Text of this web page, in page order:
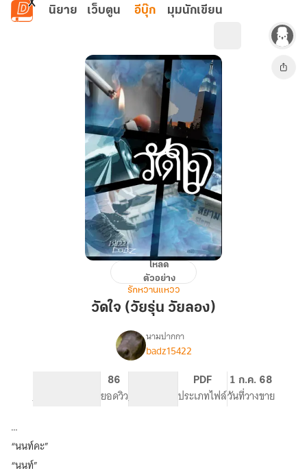
ข้ามไปยังเนื้อหาหลัก
นิยาย เว็บตูน อีบุ๊ก มุมนักเขียน
(วัย
โหลด
ตัวอย่าง
รักหวานแหวว
วัดใจ (วัยรุ่น วัยลอง)
เรื่อง
นามปากกา
badz15422
จำนวนหน้า (A5)
86
ยอดวิวระดับเนื้อหา
PDF
ประเภทไฟล์
1 ก.ค. 68
วันที่วางขาย
…
“นนท์คะ”
“นนท์”